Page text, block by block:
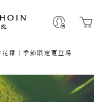
霜｜季節限定夏登場